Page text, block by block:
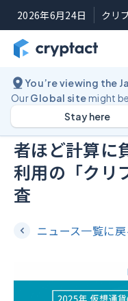
2026年6月24日 クリ
You’re viewing the
OurGlobal sitemight
Stay here
プレスリリース
仮想通貨の確
者ほど計算
利用の「クリ
査
ニュース一覧に戻